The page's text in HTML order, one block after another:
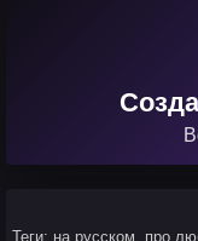
Теги: на русском, про